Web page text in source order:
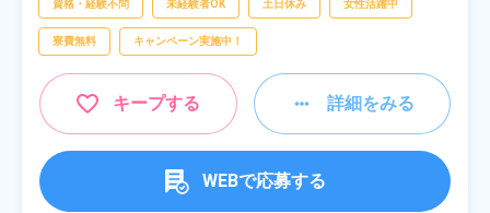
資格・経験不問 未経験者OK 土日休み 女性活躍中
寮費無料 キャンペーン実施中！
キープする 詳細をみる
WEBで応募する